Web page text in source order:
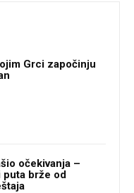
Grci započinju
očekivanja –
brže od